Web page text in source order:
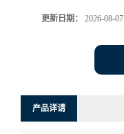
更新日期： 2026-08-07
产品详请